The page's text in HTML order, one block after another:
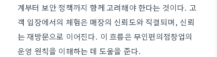
계부터 보안 정책까지 함께 고려해야 한다는 것이다. 고
객 입장에서의 체험은 매장의 신뢰도와 직결되며, 신뢰
는 재방문으로 이어진다. 이 흐름은 무인편의점창업의
운영 원칙을 이해하는 데 도움을 준다.